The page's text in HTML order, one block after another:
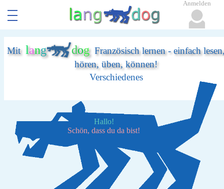
Mit lang dogFranzösisch lernen - einfach
hören, üben, können!
Verschiedenes
Hallo!
Schön, dass du da bist!
Anmelden